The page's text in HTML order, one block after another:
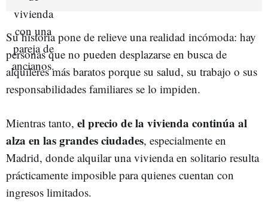
Su historia pone de relieve una realidad incómoda: hay
personas que no pueden desplazarse en busca de
alquileres más baratos porque su salud, su trabajo o sus
responsabilidades familiares se lo impiden.
Mientras tanto, el precio de la vivienda continúa al
alza en las grandes ciudades, especialmente en
Madrid, donde alquilar una vivienda en solitario resulta
prácticamente imposible para quienes cuentan con
ingresos limitados.